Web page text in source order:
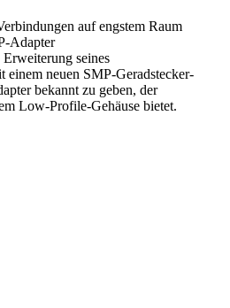
auf engstem Raum
Adapter
seines
neuen SMP-Geradstecker-
bekannt zu geben, der
Low-Profile-Gehäuse bietet.